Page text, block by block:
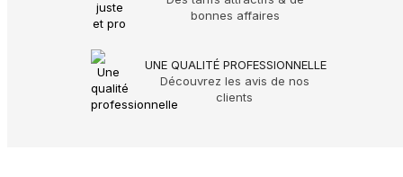
bonnes affaires
UNE QUALITÉ PROFESSIONNELLE
Découvrez les avis de nos
clients